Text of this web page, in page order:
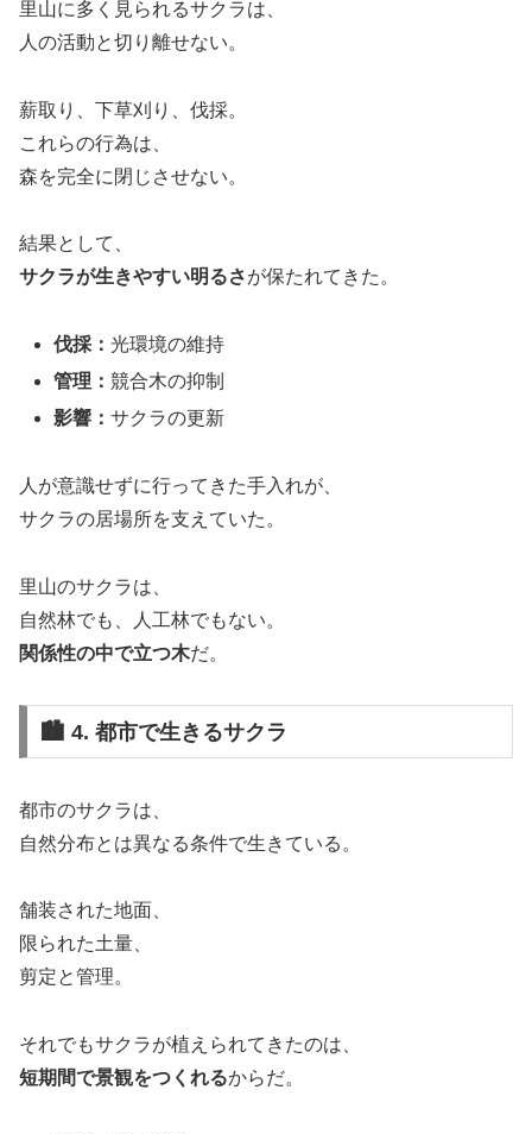
里山に多く見られるサクラは、
人の活動と切り離せない。
薪取り、下草刈り、伐採。
これらの行為は、
森を完全に閉じさせない。
結果として、
サクラが生きやすい明るさが保たれてきた。
伐採：光環境の維持
管理：競合木の抑制
影響：サクラの更新
人が意識せずに行ってきた手入れが、
サクラの居場所を支えていた。
里山のサクラは、
自然林でも、人工林でもない。
関係性の中で立つ木だ。
🏙️ 4. 都市で生きるサクラ
都市のサクラは、
自然分布とは異なる条件で生きている。
舗装された地面、
限られた土量、
剪定と管理。
それでもサクラが植えられてきたのは、
短期間で景観をつくれるからだ。